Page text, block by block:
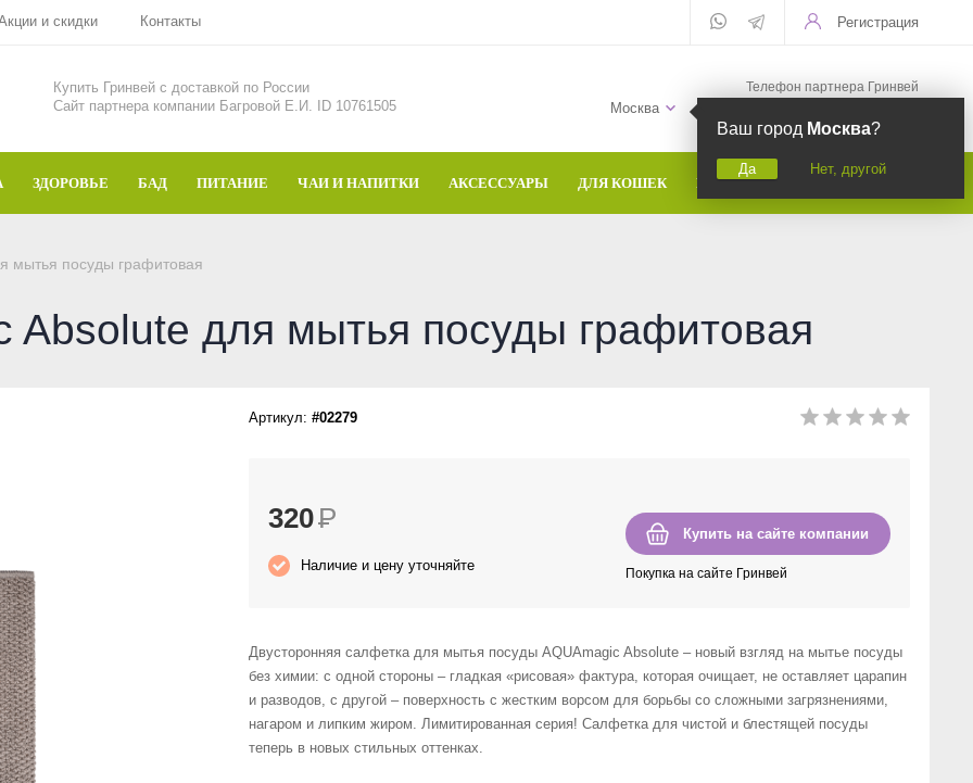
и скидки Контакты Регистрация
Купить Гринвей c доставкой по России
Сайт партнера компании Багровой Е.И. ID 10761505
Москва
Ваш город Москва?
Да Нет, другой
Телефон партнера Гринвей
ЗДОРОВЬЕ БАД ПИТАНИЕ ЧАИ И НАПИТКИ АКСЕССУАРЫ ДЛЯ КОШЕК БРЕНДЫ
мытья посуды графитовая
Absolute для мытья посуды графитовая
Артикул: #02279
Купить на сайте компании
Покупка на сайте Гринвей
320Р
Наличие и цену уточняйте
Двусторонняя салфетка для мытья посуды AQUAmagic Absolute – новый взгляд на мытье посуды
без химии: с одной стороны – гладкая «рисовая» фактура, которая очищает, не оставляет царапин
и разводов, с другой – поверхность с жестким ворсом для борьбы со сложными загрязнениями,
нагаром и липким жиром. Лимитированная серия! Салфетка для чистой и блестящей посуды
теперь в новых стильных оттенках.